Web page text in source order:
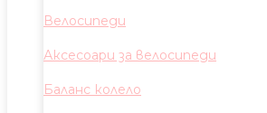
Велосипеди
Аксесоари за велосипеди
Баланс колело